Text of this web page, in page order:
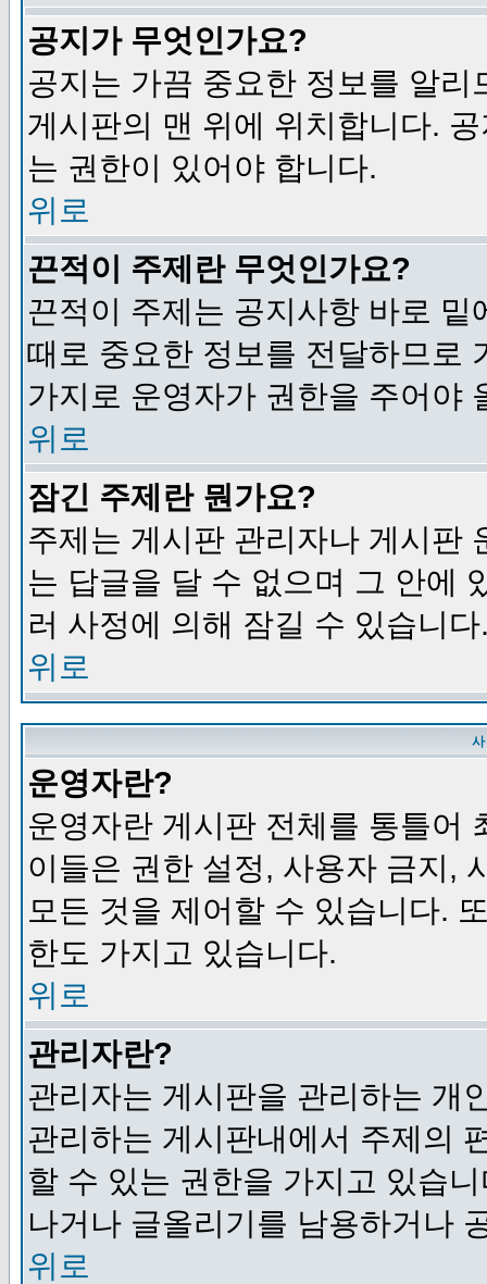
공지가 무엇인가요?
공지는 가끔 중요한 정보를 알
게시판의 맨 위에 위치합니다.
는 권한이 있어야 합니다.
위로
끈적이 주제란 무엇인가요?
끈적이 주제는 공지사항 바로
때로 중요한 정보를 전달하므로
가지로 운영자가 권한을 주어야
위로
잠긴 주제란 뭔가요?
주제는 게시판 관리자나 게시판
는 답글을 달 수 없으며 그 안에
러 사정에 의해 잠길 수 있습니다
위로
운영자란?
운영자란 게시판 전체를 통틀어
이들은 권한 설정, 사용자 금지,
모든 것을 제어할 수 있습니다.
한도 가지고 있습니다.
위로
관리자란?
관리자는 게시판을 관리하는 개
관리하는 게시판내에서 주제의
할 수 있는 권한을 가지고 있습
나거나 글올리기를 남용하거나
위로